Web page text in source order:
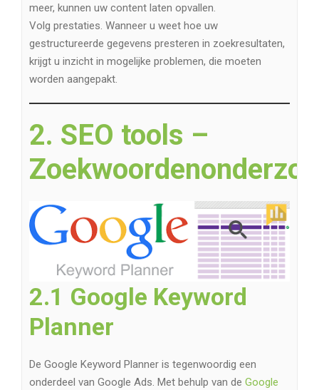
meer, kunnen uw content laten opvallen.
Volg prestaties. Wanneer u weet hoe uw
gestructureerde gegevens presteren in zoekresultaten,
krijgt u inzicht in mogelijke problemen, die moeten
worden aangepakt.
2. SEO tools –
2.1 Google Keyword
Planner
De Google Keyword Planner is tegenwoordig een
onderdeel van Google Ads. Met behulp van de Google